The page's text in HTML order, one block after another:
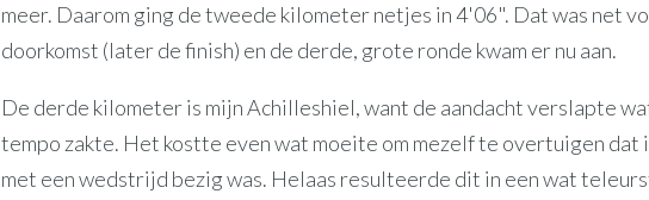
meer. Daarom ging de tweede kilometer netjes in 4'06". Dat was net
doorkomst (later de finish) en de derde, grote ronde kwam er nu aan.
De derde kilometer is mijn Achilleshiel, want de aandacht verslapte
tempo zakte. Het kostte even wat moeite om mezelf te overtuigen dat
met een wedstrijd bezig was. Helaas resulteerde dit in een wat